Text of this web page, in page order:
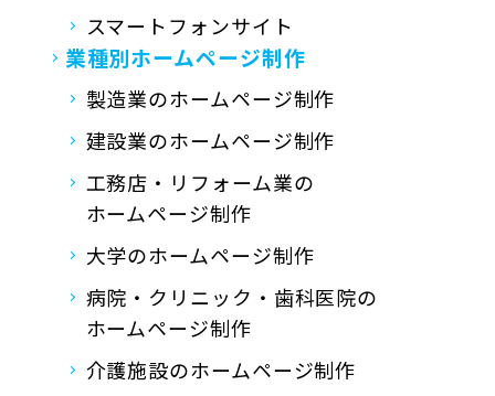
スマートフォンサイト
業種別ホームページ制作
製造業のホームページ制作
建設業のホームページ制作
工務店・リフォーム業の
ホームページ制作
大学のホームページ制作
病院・クリニック・歯科医院の
ホームページ制作
介護施設のホームページ制作